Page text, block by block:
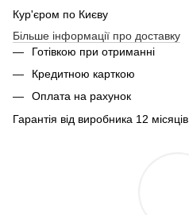
Кур'єром по Києву
Більше інформації про доставку
Готівкою при отриманні
Кредитною карткою
Оплата на рахунок
Гарантія від виробника 12 місяців.